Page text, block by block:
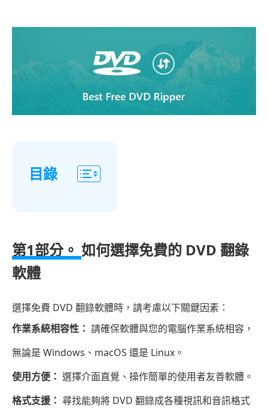
目錄
分：
選
擇
免
費
的
翻
第1部分。 如何選擇免費的 DVD 翻錄
軟體
選擇免費 DVD 翻錄軟體時，請考慮以下關鍵因素：
作業系統相容性： 請確保軟體與您的電腦作業系統相容，
無論是 Windows、macOS 還是 Linux。
使用方便： 選擇介面直覺、操作簡單的使用者友善軟體。
格式支援： 尋找能夠將 DVD 翻錄成各種視訊和音訊格式